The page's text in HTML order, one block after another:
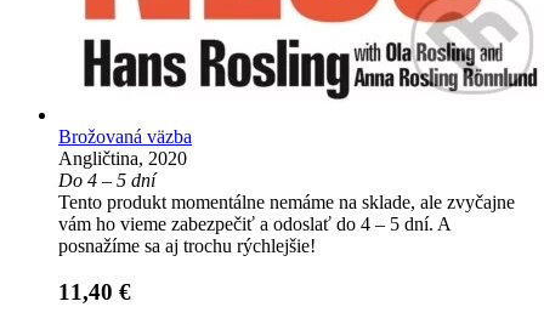
Brožovaná väzba
Angličtina, 2020
Do 4 – 5 dní
Tento produkt momentálne nemáme na sklade, ale zvyčajne
vám ho vieme zabezpečiť a odoslať do 4 – 5 dní. A
posnažíme sa aj trochu rýchlejšie!
11,40 €